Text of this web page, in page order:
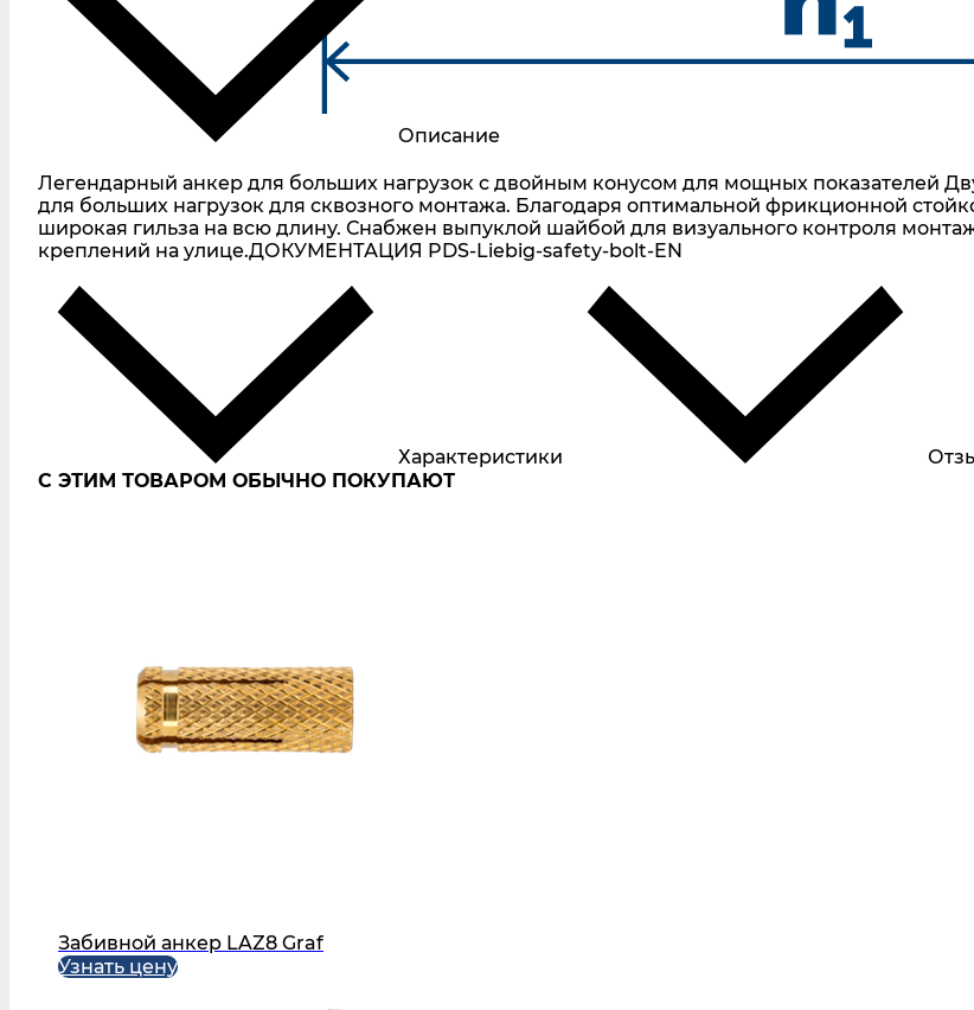
Описание
Легендарный анкер для больших нагрузок с двойным конусом для мощных показателей
для больших нагрузок для сквозного монтажа. Благодаря оптимальной фрикционной
широкая гильза на всю длину. Снабжен выпуклой шайбой для визуального контроля
креплений на улице.ДОКУМЕНТАЦИЯ PDS-Liebig-safety-bolt-EN
Характеристики
С ЭТИМ ТОВАРОМ ОБЫЧНО ПОКУПАЮТ
Забивной анкер LAZ8 Graf
Узнать цену